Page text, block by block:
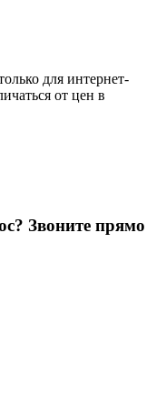
для интернет-
от цен в
Звоните прямо